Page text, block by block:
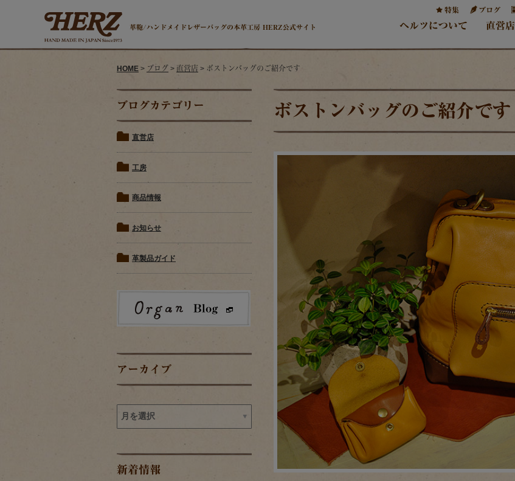
革鞄/ハンドメイドレザーバッグの本革工房 HERZ公式サイト
特集 ブログ
ヘルツについて 直営店
HOME > ブログ > 直営店 > ボストンバッグのご紹介です
ブログカテゴリー
直営店
工房
商品情報
お知らせ
革製品ガイド
アーカイブ
新着情報
ボストンバッグのご紹介です